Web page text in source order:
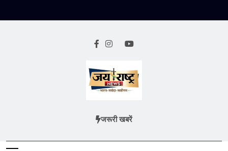
Jai Rashtra
हिंदी समाचार
जरूरी खबरें